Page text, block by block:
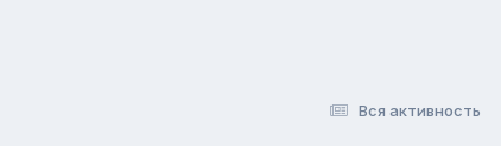
Вся активность